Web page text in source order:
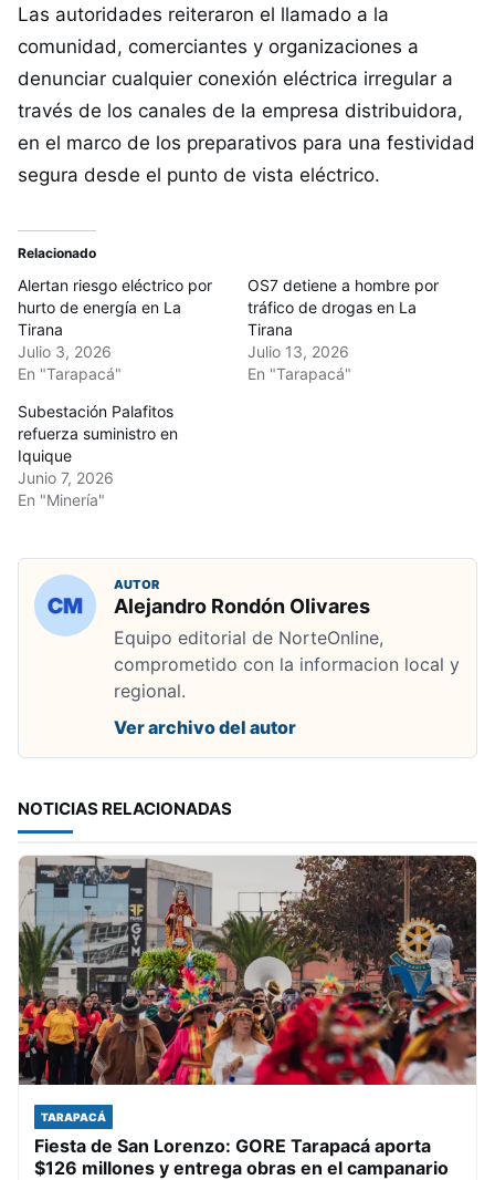
Las autoridades reiteraron el llamado a la
comunidad, comerciantes y organizaciones a
denunciar cualquier conexión eléctrica irregular a
través de los canales de la empresa distribuidora,
en el marco de los preparativos para una festividad
segura desde el punto de vista eléctrico.
Relacionado
Alertan riesgo eléctrico por
hurto de energía en La
Tirana
Julio 3, 2026
En "Tarapacá"
OS7 detiene a hombre por
tráfico de drogas en La
Tirana
Julio 13, 2026
En "Tarapacá"
Subestación Palafitos
refuerza suministro en
Iquique
Junio 7, 2026
En "Minería"
AUTOR
Alejandro Rondón Olivares
Equipo editorial de NorteOnline,
comprometido con la informacion local y
regional.
Ver archivo del autor
NOTICIAS RELACIONADAS
TARAPACÁ
Fiesta de San Lorenzo: GORE Tarapacá aporta
$126 millones y entrega obras en el campanario